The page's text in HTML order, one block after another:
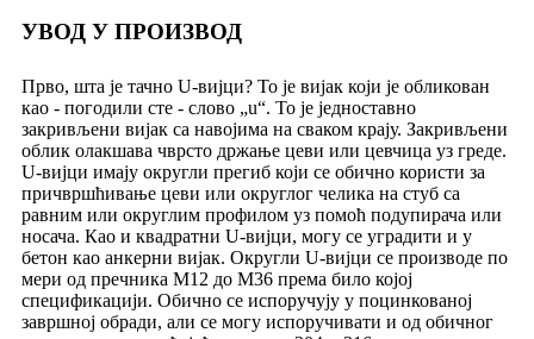
УВОД У ПРОИЗВОД
Прво, шта је тачно U-вијци? То је вијак који је обликован
као - погодили сте - слово „u“. То је једноставно
закривљени вијак са навојима на сваком крају. Закривљени
облик олакшава чврсто држање цеви или цевчица уз греде.
U-вијци имају округли прегиб који се обично користи за
причвршћивање цеви или округлог челика на стуб са
равним или округлим профилом уз помоћ подупирача или
носача. Као и квадратни U-вијци, могу се уградити и у
бетон као анкерни вијак. Округли U-вијци се производе по
мери од пречника М12 до М36 према било којој
спецификацији. Обично се испоручују у поцинкованој
завршној обради, али се могу испоручивати и од обичног